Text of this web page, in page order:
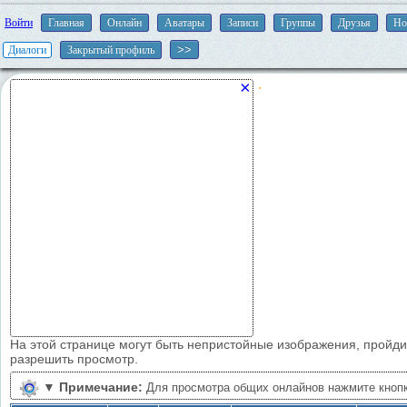
Войти Главная Онлайн Аватары Записи Группы Друзья
Диалоги Закрытый профиль
×
На этой странице могут быть непристойные изображения,
разрешить просмотр.
▼ Примечание: Для просмотра общих онлайнов нажмите